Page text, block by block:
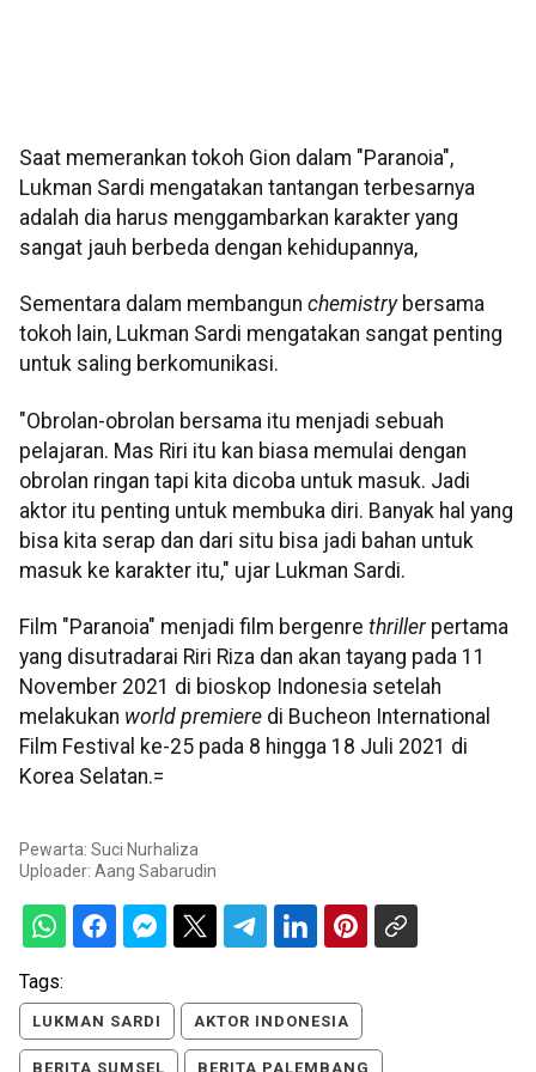
Saat memerankan tokoh Gion dalam "Paranoia",
Lukman Sardi mengatakan tantangan terbesarnya
adalah dia harus menggambarkan karakter yang
sangat jauh berbeda dengan kehidupannya,
Sementara dalam membangun chemistrybersama
tokoh lain, Lukman Sardi mengatakan sangat penting
untuk saling berkomunikasi.
"Obrolan-obrolan bersama itu menjadi sebuah
pelajaran. Mas Riri itu kan biasa memulai dengan
obrolan ringan tapi kita dicoba untuk masuk. Jadi
aktor itu penting untuk membuka diri. Banyak hal yang
bisa kita serap dan dari situ bisa jadi bahan untuk
masuk ke karakter itu," ujar Lukman Sardi.
Film "Paranoia" menjadi film bergenre thrillerpertama
yang disutradarai Riri Riza dan akan tayang pada 11
November 2021 di bioskop Indonesia setelah
melakukan world premiere di Bucheon International
Film Festival ke-25 pada 8 hingga 18 Juli 2021 di
Korea Selatan.=
Pewarta: Suci Nurhaliza
Uploader: Aang Sabarudin
Tags:
LUKMAN SARDI AKTOR INDONESIA
BERITA SUMSEL BERITA PALEMBANG